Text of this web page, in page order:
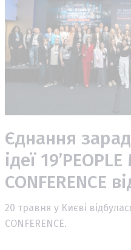
Єднання
ідеї
CONFERENCE
20 травня у Києві
CONFERENCE.